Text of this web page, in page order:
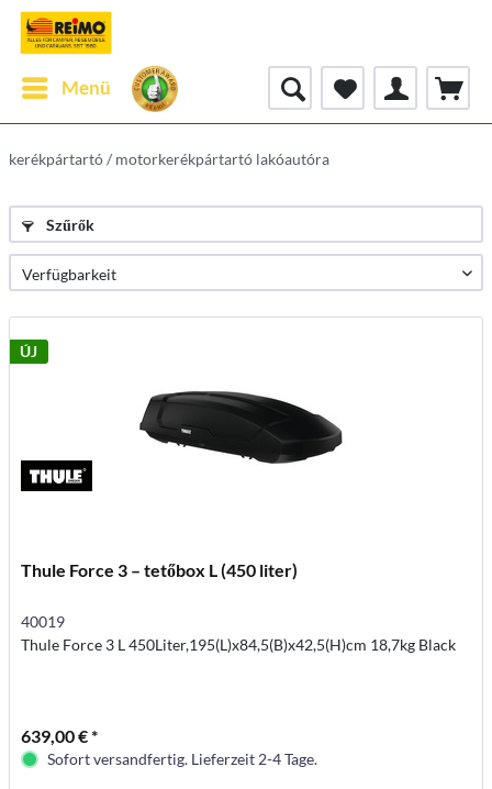
Menü
kerékpártartó / motorkerékpártartó lakóautóra
Szűrők
ÚJ
Thule Force 3 – tetőbox L (450 liter)
40019
Thule Force 3 L 450Liter,195(L)x84,5(B)x42,5(H)cm 18,7kg Black
639,00 € *
Sofort versandfertig. Lieferzeit 2-4 Tage.